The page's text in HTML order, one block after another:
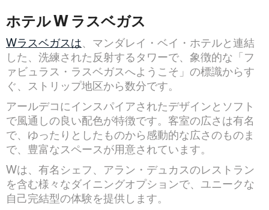
ホテル W ラスベガス
Wラスベガスは、マンダレイ・ベイ・ホテルと連結
した、洗練された反射するタワーで、象徴的な「フ
ァビュラス・ラスベガスへようこそ」の標識からす
ぐ、ストリップ地区から数分です。
アールデコにインスパイアされたデザインとソフト
で風通しの良い配色が特徴です。客室の広さは有名
で、ゆったりとしたものから感動的な広さのものま
で、豊富なスペースが用意されています。
Wは、有名シェフ、アラン・デュカスのレストラン
を含む様々なダイニングオプションで、ユニークな
自己完結型の体験を提供します。